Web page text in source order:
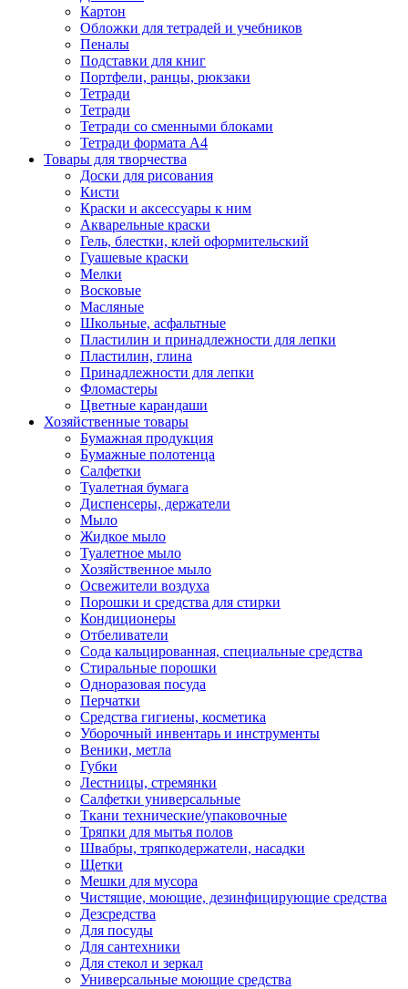
Картон
Обложки для тетрадей и учебников
Пеналы
Подставки для книг
Портфели, ранцы, рюкзаки
Тетради
Тетради
Тетради со сменными блоками
Тетради формата А4
Товары для творчества
Доски для рисования
Кисти
Краски и аксессуары к ним
Акварельные краски
Гель, блестки, клей оформительский
Гуашевые краски
Мелки
Восковые
Масляные
Школьные, асфальтные
Пластилин и принадлежности для лепки
Пластилин, глина
Принадлежности для лепки
Фломастеры
Цветные карандаши
Хозяйственные товары
Бумажная продукция
Бумажные полотенца
Салфетки
Туалетная бумага
Диспенсеры, держатели
Мыло
Жидкое мыло
Туалетное мыло
Хозяйственное мыло
Освежители воздуха
Порошки и средства для стирки
Кондиционеры
Отбеливатели
Сода кальцированная, специальные средства
Стиральные порошки
Одноразовая посуда
Перчатки
Средства гигиены, косметика
Уборочный инвентарь и инструменты
Веники, метла
Губки
Лестницы, стремянки
Салфетки универсальные
Ткани технические/упаковочные
Тряпки для мытья полов
Швабры, тряпкодержатели, насадки
Щетки
Мешки для мусора
Чистящие, моющие, дезинфицирующие средства
Дезсредства
Для посуды
Для сантехники
Для стекол и зеркал
Универсальные моющие средства